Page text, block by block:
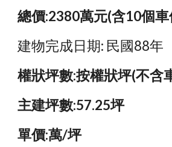
總價:2380萬元(含10個車
建物完成日期: 民國88年
權狀坪數:按權狀坪(不含
主建坪數:57.25坪
單價:萬/坪